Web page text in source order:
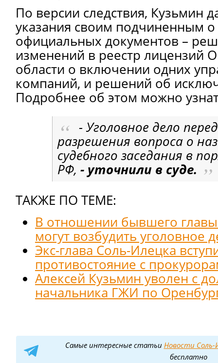
По версии следствия, Кузьмин
указания своим подчиненным о
официальных документов –
изменений в реестр лицензий
области о включении одних
компаний, и решений об
Подробнее об этом можно
- Уголовное дело
разрешения вопроса о
судебного заседания в
РФ, - уточнили в суде.
ТАКЖЕ ПО ТЕМЕ:
В отношении бывшего
могут возбудить уголовное
Экс-глава Соль-Илецка
противостояние с
Алексей Кузьмин уволен с
начальника ГЖИ по
Самые интересные статьи Новости Соль-
бесплатно